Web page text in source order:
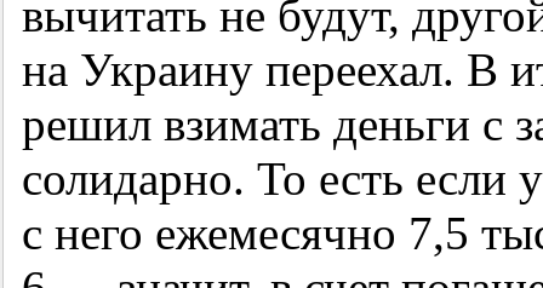
вычитать не будут,
на Украину переехал. В
решил взимать деньги с
солидарно. То есть если
с него ежемесячно 7,5